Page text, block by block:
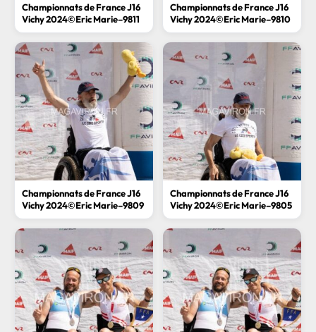
Championnats de France J16
Vichy 2024©Eric Marie–9811
Championnats de France J16
Vichy 2024©Eric Marie–9810
Championnats de France J16
Vichy 2024©Eric Marie–9809
Championnats de France J16
Vichy 2024©Eric Marie–9805